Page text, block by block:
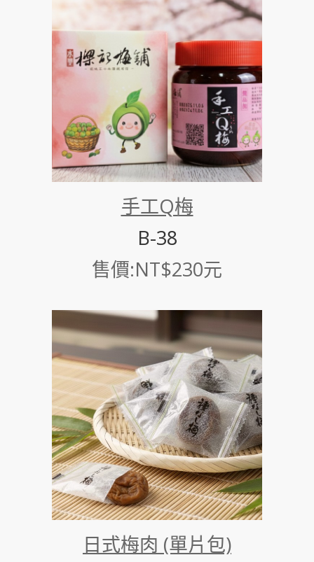
手工Q梅
B-38
售價:NT$230元
日式梅肉 (單片包)